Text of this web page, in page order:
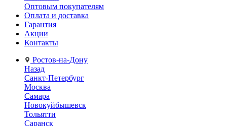
Оптовым покупателям
Оплата и доставка
Гарантия
Акции
Контакты
Ростов-на-Дону
Назад
Санкт-Петербург
Москва
Самара
Новокуйбышевск
Тольятти
Саранск